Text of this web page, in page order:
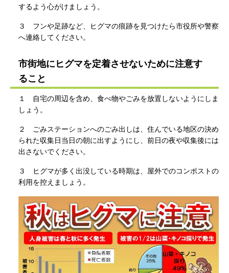
するよう心がけましょう。
３ フンや足跡など、ヒグマの痕跡を見つけたら市役所や警察
へ連絡してください。
市街地にヒグマを定着させないために注意す
ること
１ 自宅の周辺を含め、食べ物やごみを放置しないようにしま
しょう。
２ ごみステーションへのごみ出しは、住んでいる地区の決め
られた収集日当日の朝に出すようにし、前日の夜や収集後には
出さないでください。
３ ヒグマが多く出没している時期は、屋外でのコンポストの
利用を控えましょう。